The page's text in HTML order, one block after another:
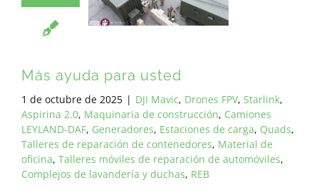
Más ayuda para usted
1 de octubre de 2025 | DJI Mavic, Drones FPV, Starlink,
Aspirina 2.0, Maquinaria de construcción, Camiones
LEYLAND-DAF, Generadores, Estaciones de carga, Quads,
Talleres de reparación de contenedores, Material de
oficina, Talleres móviles de reparación de automóviles,
Complejos de lavandería y duchas, REB